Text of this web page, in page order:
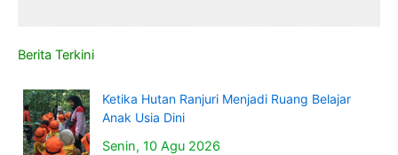
Berita Terkini
Ketika Hutan Ranjuri Menjadi Ruang Belajar
Anak Usia Dini
Senin, 10 Agu 2026